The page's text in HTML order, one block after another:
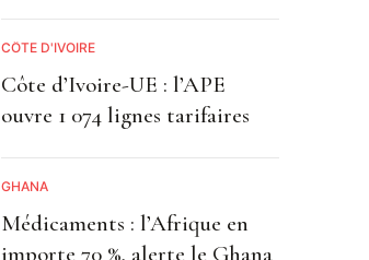
CÔTE D'IVOIRE
Côte d’Ivoire-UE : l’APE
ouvre 1 074 lignes tarifaires
GHANA
Médicaments : l’Afrique en
importe 70 %, alerte le Ghana